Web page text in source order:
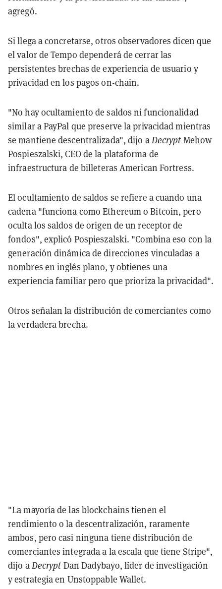
agregó.
Si llega a concretarse, otros observadores dicen que
el valor de Tempo dependerá de cerrar las
persistentes brechas de experiencia de usuario y
privacidad en los pagos on-chain.
"No hay ocultamiento de saldos ni funcionalidad
similar a PayPal que preserve la privacidad mientras
se mantiene descentralizada", dijo a Decrypt Mehow
Pospieszalski, CEO de la plataforma de
infraestructura de billeteras American Fortress.
El ocultamiento de saldos se refiere a cuando una
cadena "funciona como Ethereum o Bitcoin, pero
oculta los saldos de origen de un receptor de
fondos", explicó Pospieszalski. "Combina eso con la
generación dinámica de direcciones vinculadas a
nombres en inglés plano, y obtienes una
experiencia familiar pero que prioriza la privacidad".
Otros señalan la distribución de comerciantes como
la verdadera brecha.
"La mayoría de las blockchains tienen el
rendimiento o la descentralización, raramente
ambos, pero casi ninguna tiene distribución de
comerciantes integrada a la escala que tiene Stripe",
dijo a Decrypt Dan Dadybayo, líder de investigación
y estrategia en Unstoppable Wallet.